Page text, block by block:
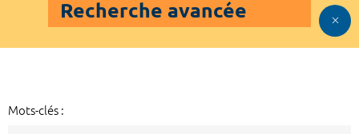
Recherche avancée
Mots-clés :